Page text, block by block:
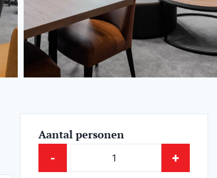
Aantal personen
- +